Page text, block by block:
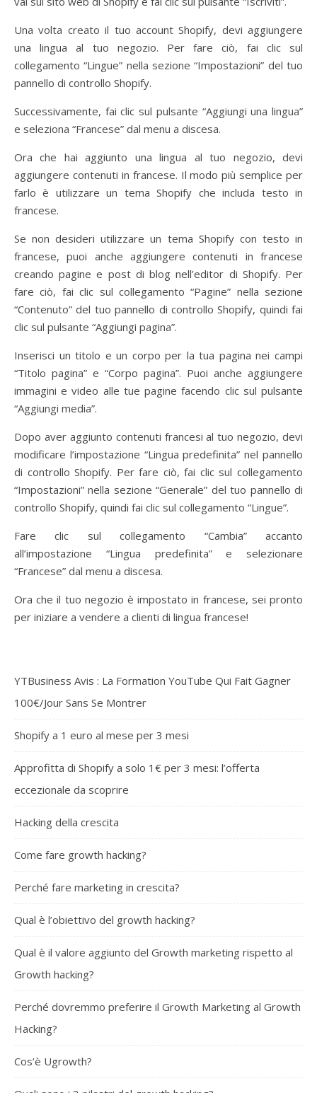
Una volta creato il tuo account Shopify, devi aggiungere
una lingua al tuo negozio. Per fare ciò, fai clic sul
collegamento “Lingue” nella sezione “Impostazioni” del tuo
pannello di controllo Shopify.
Successivamente, fai clic sul pulsante “Aggiungi una lingua”
e seleziona “Francese” dal menu a discesa.
Ora che hai aggiunto una lingua al tuo negozio, devi
aggiungere contenuti in francese. Il modo più semplice per
farlo è utilizzare un tema Shopify che includa testo in
francese.
Se non desideri utilizzare un tema Shopify con testo in
francese, puoi anche aggiungere contenuti in francese
creando pagine e post di blog nell’editor di Shopify. Per
fare ciò, fai clic sul collegamento “Pagine” nella sezione
“Contenuto” del tuo pannello di controllo Shopify, quindi fai
clic sul pulsante “Aggiungi pagina”.
Inserisci un titolo e un corpo per la tua pagina nei campi
“Titolo pagina” e “Corpo pagina”. Puoi anche aggiungere
immagini e video alle tue pagine facendo clic sul pulsante
“Aggiungi media”.
Dopo aver aggiunto contenuti francesi al tuo negozio, devi
modificare l’impostazione “Lingua predefinita” nel pannello
di controllo Shopify. Per fare ciò, fai clic sul collegamento
“Impostazioni” nella sezione “Generale” del tuo pannello di
controllo Shopify, quindi fai clic sul collegamento “Lingue”.
Fare clic sul collegamento “Cambia” accanto
all’impostazione “Lingua predefinita” e selezionare
“Francese” dal menu a discesa.
Ora che il tuo negozio è impostato in francese, sei pronto
per iniziare a vendere a clienti di lingua francese!
YTBusiness Avis : La Formation YouTube Qui Fait Gagner
100€/Jour Sans Se Montrer
Shopify a 1 euro al mese per 3 mesi
Approfitta di Shopify a solo 1€ per 3 mesi: l’offerta
eccezionale da scoprire
Hacking della crescita
Come fare growth hacking?
Perché fare marketing in crescita?
Qual è l’obiettivo del growth hacking?
Qual è il valore aggiunto del Growth marketing rispetto al
Growth hacking?
Perché dovremmo preferire il Growth Marketing al Growth
Hacking?
Cos’è Ugrowth?